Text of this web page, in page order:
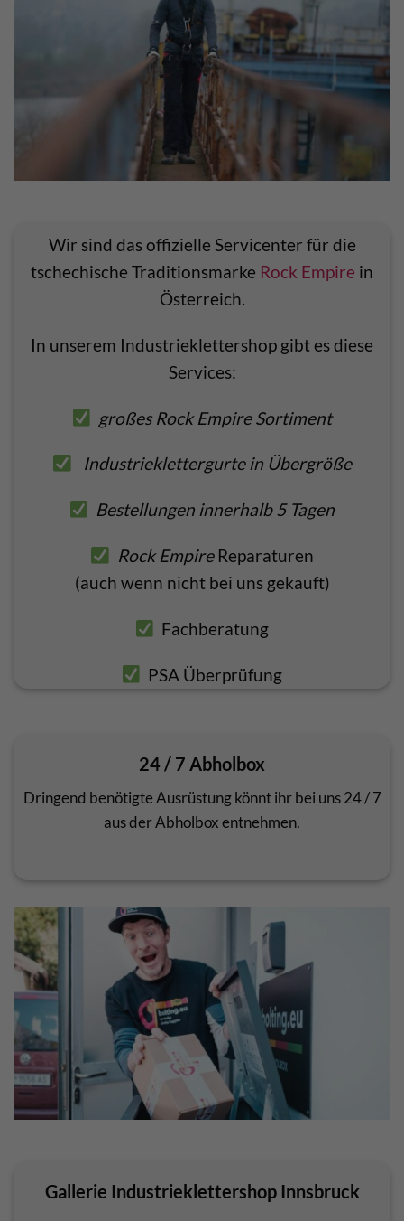
Wir sind das offizielle Servicenter für die
tschechische Traditionsmarke Rock Empire in
Österreich.
In unserem Industrieklettershop gibt es diese
Services:
großes Rock Empire Sortiment
Industrieklettergurte in Übergröße
Bestellungen innerhalb 5 Tagen
Rock Empire Reparaturen
(auch wenn nicht bei uns gekauft)
Fachberatung
PSA Überprüfung
24 / 7 Abholbox
Dringend benötigte Ausrüstung könnt ihr bei uns 24 / 7
aus der Abholbox entnehmen.
Gallerie Industrieklettershop Innsbruck